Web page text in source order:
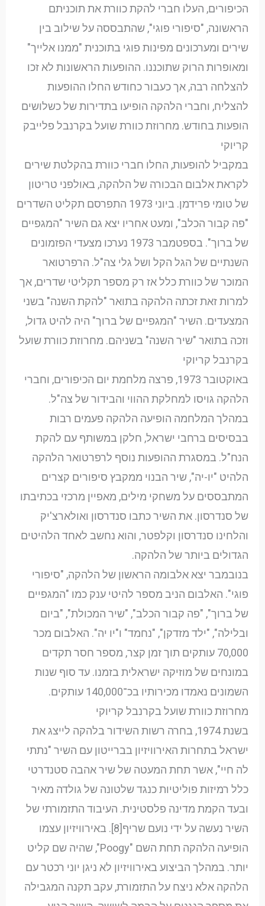
הכיפורים, העלו חברי להקת כוורת את תוכניתם
הראשונה, "סיפורי פוגי", שהתבססה על שילוב בין
שירים ומערכונים מפינות פוגי בתוכנית "ממנו אלייך"
ומאופרות הרוק שתוכננו. ההופעות הראשונות לא זכו
להצלחה רבה, אך כעבור כחודש החלו ההופעות
להצליח, וחברי הלהקה הופיעו בתדירות של כשלושים
הופעות בחודש. מחרוזת כוורת שועל בקרנבל פלייבק
קריוקי
במקביל להופעות, החלו חברי כוורת בהקלטת שירים
לקראת אלבום הבכורה של הלהקה, באולפני טריטון
של טומי פרידמן. ביוני 1973 התפרסם תקליט השדרים
"פה קבור הכלב", ומעט אחריו יצא גם השיר "המגפיים
של ברוך". בספטמבר 1973 נערכו מצעדי הפזמונים
השנתיים של הגל הקל ושל גלי צה"ל. הרפרטואר
המוכר של כוורת כלל אז רק מספר תקליטי שדרים, אך
למרות זאת זכתה הלהקה בתואר "להקת השנה" בשני
המצעדים. השיר "המגפיים של ברוך" היה להיט גדול,
וזכה בתואר "שיר השנה" בשניהם. מחרוזת כוורת שועל
בקרנבל קריוקי
באוקטובר 1973, פרצה מלחמת יום הכיפורים, וחברי
הלהקה גויסו למחלקת ההווי והבידור של צה"ל.
במהלך המלחמה הופיעה הלהקה פעמים רבות
בבסיסים ברחבי ישראל, חלקן במשותף עם להקת
הנח"ל. במסגרת ההופעות נוסף לרפרטואר הלהקה
הלהיט "יו-יה", שיר הבנוי ממקבץ סיפורים קצרים
המתבססים על משחקי מילים, מאפיין מרכזי בכתיבתו
של סנדרסון. את השיר כתבו סנדרסון ואולארצ'יק
והלחינו סנדרסון וקלפטר, והוא נחשב לאחד הלהיטים
הגדולים ביותר של הלהקה.
בנובמבר יצא אלבומה הראשון של הלהקה, "סיפורי
פוגי". האלבום הניב מספר להיטי ענק כמו "המגפיים
של ברוך", "פה קבור הכלב", "שיר המכולת", "ביום
ובלילה", "ילד מזדקן", "נחמד" ו"יו יה". האלבום מכר
70,000 עותקים תוך זמן קצר, מספר חסר תקדים
במונחים של מוזיקה ישראלית בזמנו. עד סוף שנות
השמונים נאמדו מכירותיו בכ־140,000 עותקים.
מחרוזת כוורת שועל בקרנבל קריוקי
בשנת 1974, בחרה רשות השידור בלהקה לייצג את
ישראל בתחרות האירוויזיון בברייטון עם השיר "נתתי
לה חיי", אשר תחת המעטה של שיר אהבה סטנדרטי
כלל רמיזות פוליטיות כנגד שלטונה של גולדה מאיר
ובעד הקמת מדינה פלסטינית. העיבוד התזמורתי של
השיר נעשה על ידי נועם שריף[8]. באירוויזיון עצמו
הופיעה הלהקה תחת השם "Poogy", שהיה שם קליט
יותר. במהלך הביצוע באירוויזיון לא ניגן יוני רכטר עם
הלהקה אלא ניצח על התזמורת, עקב תקנה המגבילה